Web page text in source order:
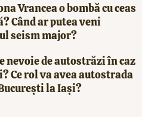
Vrancea o bombă cu ceas
Când ar putea veni
seism major?
nevoie de autostrăzi în caz
Ce rol va avea autostrada
la Iași?